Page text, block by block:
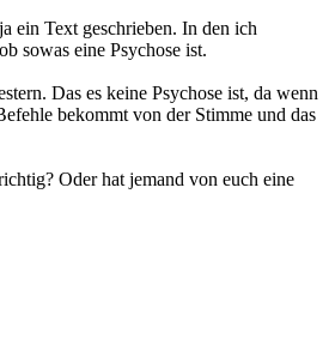
ein Text geschrieben. In den ich
sowas eine Psychose ist.
Das es keine Psychose ist, da wenn
bekommt von der Stimme und das
Oder hat jemand von euch eine